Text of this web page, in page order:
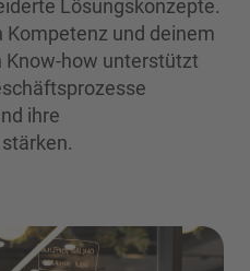
Lösungskonzepte.
und deinem
Know-how unterstützt
ihre